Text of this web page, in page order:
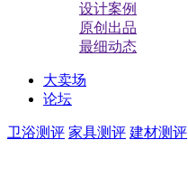
设计案例
原创出品
最细动态
大卖场
论坛
卫浴测评 家具测评 建材测评